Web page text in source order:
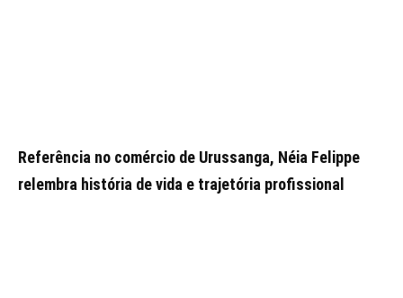
Referência no comércio de Urussanga, Néia Felippe
relembra história de vida e trajetória profissional